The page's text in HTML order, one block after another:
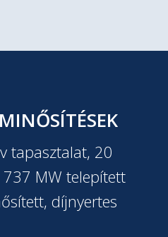
tapasztalat, 20
MW telepített
díjnyertes